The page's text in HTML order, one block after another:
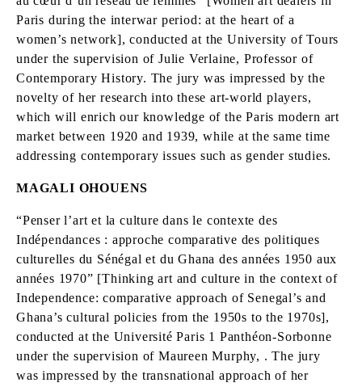
Paris during the interwar period: at the heart of a
women’s network], conducted at the University of Tours
under the supervision of Julie Verlaine, Professor of
Contemporary History. The jury was impressed by the
novelty of her research into these art-world players,
which will enrich our knowledge of the Paris modern art
market between 1920 and 1939, while at the same time
addressing contemporary issues such as gender studies.
MAGALI OHOUENS
“Penser l’art et la culture dans le contexte des
Indépendances : approche comparative des politiques
culturelles du Sénégal et du Ghana des années 1950 aux
années 1970” [Thinking art and culture in the context of
Independence: comparative approach of Senegal’s and
Ghana’s cultural policies from the 1950s to the 1970s],
conducted at the Université Paris 1 Panthéon-Sorbonne
under the supervision of Maureen Murphy, . The jury
was impressed by the transnational approach of her